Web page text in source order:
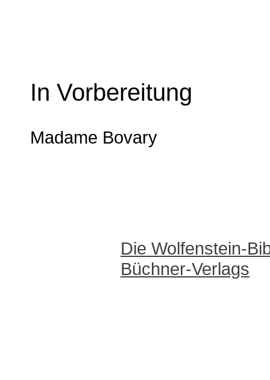
In Vorbereitung
Madame Bovary
Die Wolfenstein-
Büchner-Verlags